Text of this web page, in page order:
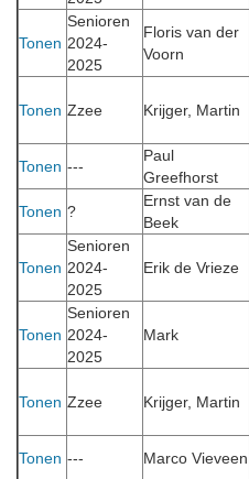
Tonen
Senioren
2024-
2025
Floris van der
Voorn
Tonen Zzee Krijger, Martin
Tonen ---
Paul
Greefhorst
Tonen ?
Ernst van de
Beek
Tonen
Senioren
2024-
2025
Erik de Vrieze
Tonen
Senioren
2024-
2025
Mark
Tonen Zzee Krijger, Martin
Tonen --- Marco Vieveen